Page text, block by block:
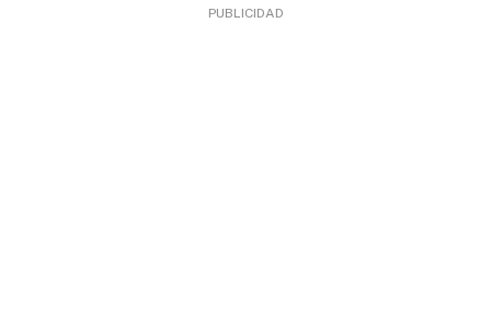
PUBLICIDAD